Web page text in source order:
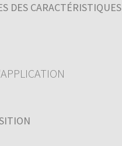
DES CARACTÉRISTIQUES